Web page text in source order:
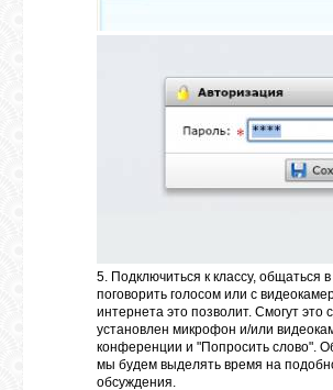
5. Подключиться к классу, общаться
поговорить голосом или с
интернета это позволит. Смогут это
установлен микрофон и/или
конференции и "Попросить слово".
мы будем выделять время на
обсуждения.